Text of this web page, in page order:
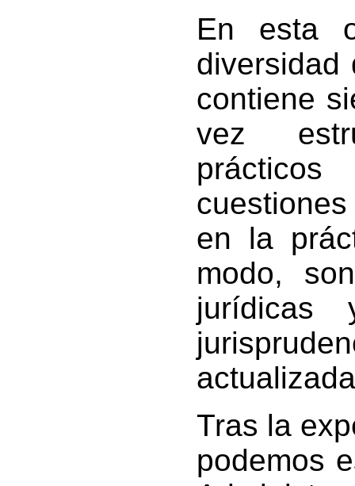
En esta
diversidad
contiene
vez
en la
modo,
jurídicas
Tras la
podemos